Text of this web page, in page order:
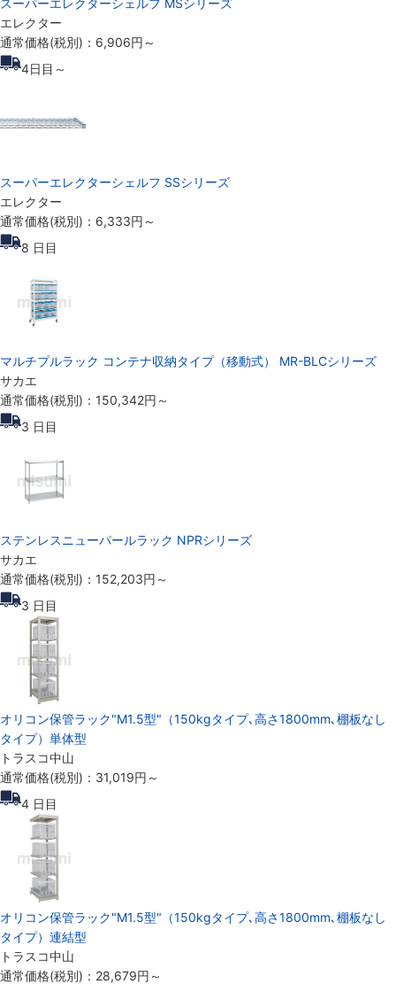
スーパーエレクターシェルフ MSシリーズ
エレクター
通常価格(税別)： 6,906円 ～
4日目～
スーパーエレクターシェルフ SSシリーズ
エレクター
通常価格(税別)： 6,333円 ～
8 日目
マルチプルラック コンテナ収納タイプ（移動式） MR-BLCシリーズ
サカエ
通常価格(税別)： 150,342円 ～
3 日目
ステンレスニューパールラック NPRシリーズ
サカエ
通常価格(税別)： 152,203円 ～
3 日目
オリコン保管ラック"M1.5型"（150kgタイプ､高さ1800mm､棚板なし
タイプ）単体型
トラスコ中山
通常価格(税別)： 31,019円 ～
4 日目
オリコン保管ラック"M1.5型"（150kgタイプ､高さ1800mm､棚板なし
タイプ）連結型
トラスコ中山
通常価格(税別)： 28,679円 ～